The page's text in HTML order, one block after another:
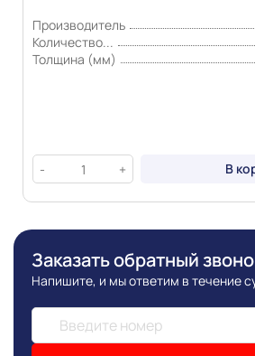
Производитель
Количество...
Толщина (мм)
- + В
Заказать обратный
Напишите, и мы ответим в течение